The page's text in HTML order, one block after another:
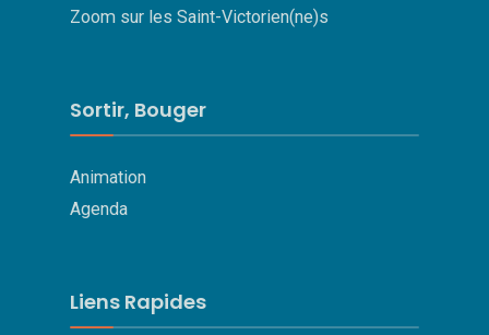
Zoom sur les Saint-Victorien(ne)s
Sortir, Bouger
Animation
Agenda
Liens Rapides